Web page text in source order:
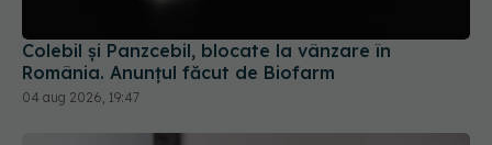
Colebil și Panzcebil, blocate la vânzare în
România. Anunțul făcut de Biofarm
04 aug 2026, 19:47